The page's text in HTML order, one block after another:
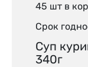
45 шт в
Срок
Суп
340г